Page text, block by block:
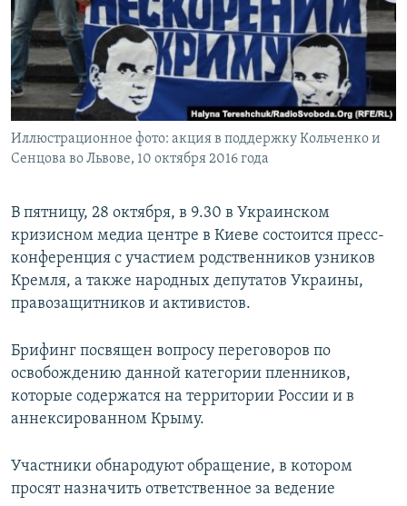
ПОБЕДИТЕЛЕЙ НЕ СУДЯТ?
КРЫМ.НЕПОКОРЕННЫЙ
ELIFBE
УКРАИНСКАЯ ПРОБЛЕМА КРЫМА
ПРИСОЕДИНЯЙТЕСЬ!
Все сайты RFE/RL
Иллюстрационное фото: акция в поддержку Кольченко и
Сенцова во Львове, 10 октября 2016 года
В пятницу, 28 октября, в 9.30 в Украинском
кризисном медиа центре в Киеве состоится пресс-
конференция с участием родственников узников
Кремля, а также народных депутатов Украины,
правозащитников и активистов.
Брифинг посвящен вопросу переговоров по
освобождению данной категории пленников,
которые содержатся на территории России и в
аннексированном Крыму.
Участники обнародуют обращение, в котором
просят назначить ответственное за ведение